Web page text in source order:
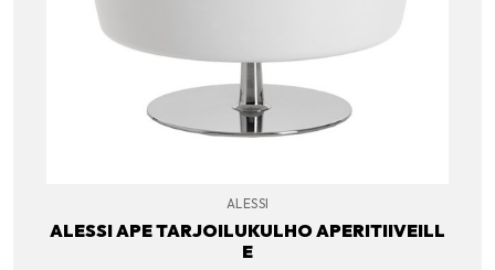
ALESSI
ALESSI APE TARJOILUKULHO APERITIIVEILL
E